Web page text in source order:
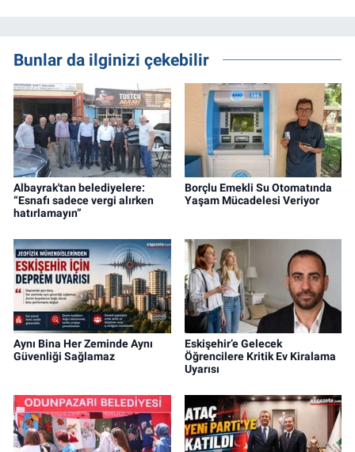
Bunlar da ilginizi çekebilir
Albayrak'tan belediyelere:
“Esnafı sadece vergi alırken
hatırlamayın”
Borçlu Emekli Su Otomatında
Yaşam Mücadelesi Veriyor
Aynı Bina Her Zeminde Aynı
Güvenliği Sağlamaz
Eskişehir’e Gelecek
Öğrencilere Kritik Ev Kiralama
Uyarısı